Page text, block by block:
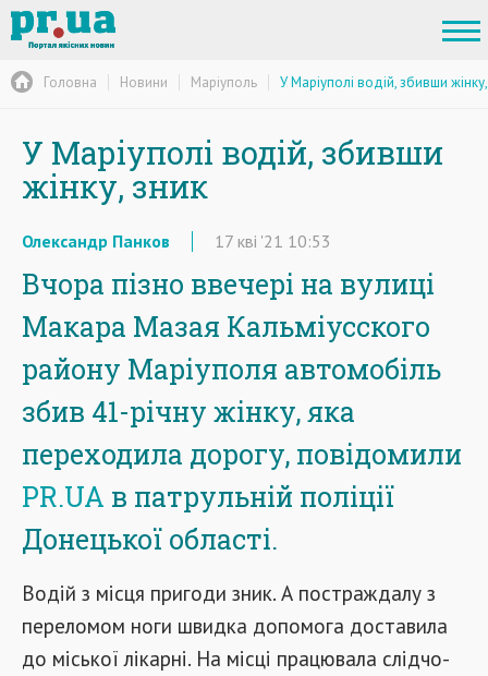
Головна Новини Маріуполь У Маріуполі водій, збивши
У Маріуполі водій, збивши
жінку, зник
Олександр Панков 17 кві '21 10:53
Вчора пізно ввечері на вулиці
Макара Мазая Кальміусского
району Маріуполя автомобіль
збив 41-річну жінку, яка
переходила дорогу, повідомили
PR.UA в патрульній поліції
Донецької області.
Водій з місця пригоди зник. А постраждалу з
переломом ноги швидка допомога доставила
до міської лікарні. На місці працювала слідчо-